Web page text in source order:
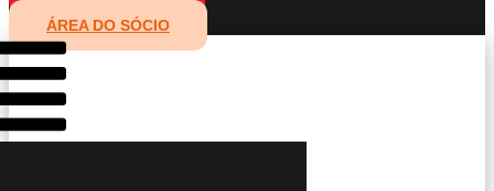
ÁREA DO SÓCIO